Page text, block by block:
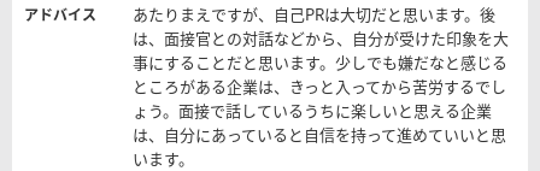
アドバイス
あたりまえですが、自己PRは大切だと思います。後
は、面接官との対話などから、自分が受けた印象を大
事にすることだと思います。少しでも嫌だなと感じる
ところがある企業は、きっと入ってから苦労するでし
ょう。面接で話しているうちに楽しいと思える企業
は、自分にあっていると自信を持って進めていいと思
います。